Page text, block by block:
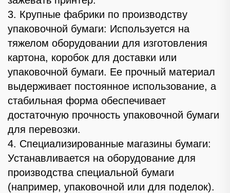
3. Крупные фабрики по производству
упаковочной бумаги: Используется на
тяжелом оборудовании для изготовления
картона, коробок для доставки или
упаковочной бумаги. Ее прочный материал
выдерживает постоянное использование, а
стабильная форма обеспечивает
достаточную прочность упаковочной бумаги
для перевозки.
4. Специализированные магазины бумаги:
Устанавливается на оборудование для
производства специальной бумаги
(например, упаковочной или для поделок).